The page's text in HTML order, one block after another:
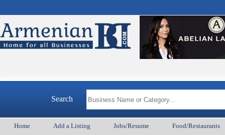
Search
Home Add a Listing Jobs/Resume Food/Restaurants